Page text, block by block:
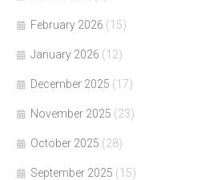
February 2026 (15)
January 2026 (12)
December 2025 (17)
November 2025 (23)
October 2025 (28)
September 2025 (15)